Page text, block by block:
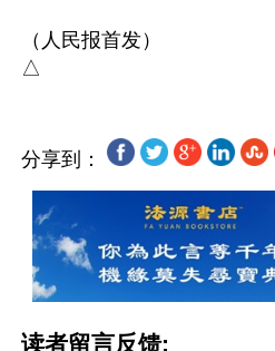
（人民报首发）
分享到：
读者留言反馈: